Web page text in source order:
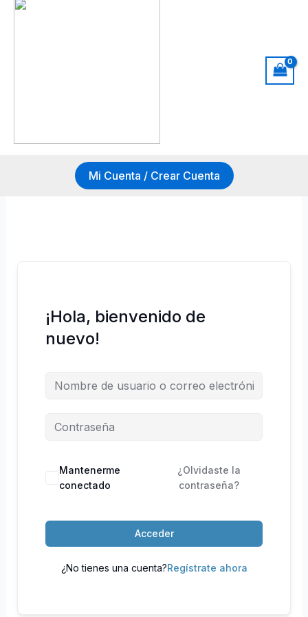
Mi Cuenta / Crear Cuenta
¡Hola, bienvenido de
nuevo!
Mantenerme
conectado
¿Olvidaste la
contraseña?
Acceder
¿No tienes una cuenta?Regístrate ahora